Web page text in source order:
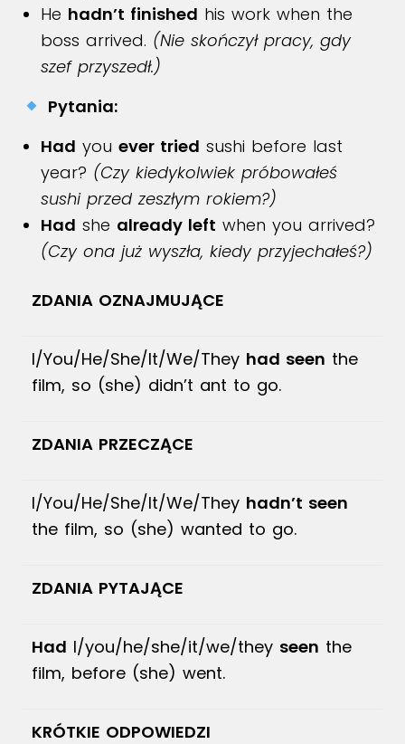
He hadn’t finished his work when the
boss arrived. (Nie skończył pracy, gdy
szef przyszedł.)
Pytania:
Had you ever tried sushi before last
year? (Czy kiedykolwiek próbowałeś
sushi przed zeszłym rokiem?)
Had she already left when you arrived?
(Czy ona już wyszła, kiedy przyjechałeś?)
ZDANIA OZNAJMUJĄCE
I/You/He/She/It/We/They had seen the
film, so (she) didn’t ant to go.
ZDANIA PRZECZĄCE
I/You/He/She/It/We/They hadn’t seen
the film, so (she) wanted to go.
ZDANIA PYTAJĄCE
Had I/you/he/she/it/we/they seen the
film, before (she) went.
KRÓTKIE ODPOWIEDZI